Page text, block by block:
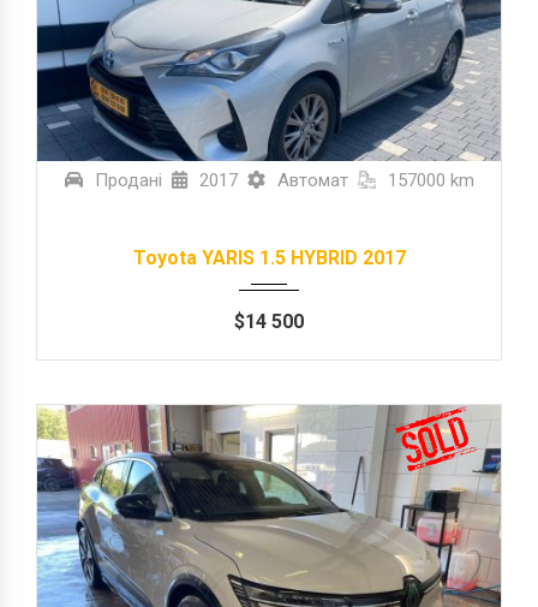
Продані 2017 Автомат 157000 km
Toyota YARIS 1.5 HYBRID 2017
$14 500